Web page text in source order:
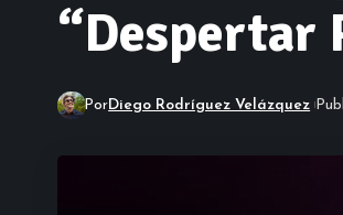
“Despertar
PorDiego Rodríguez Velázquez